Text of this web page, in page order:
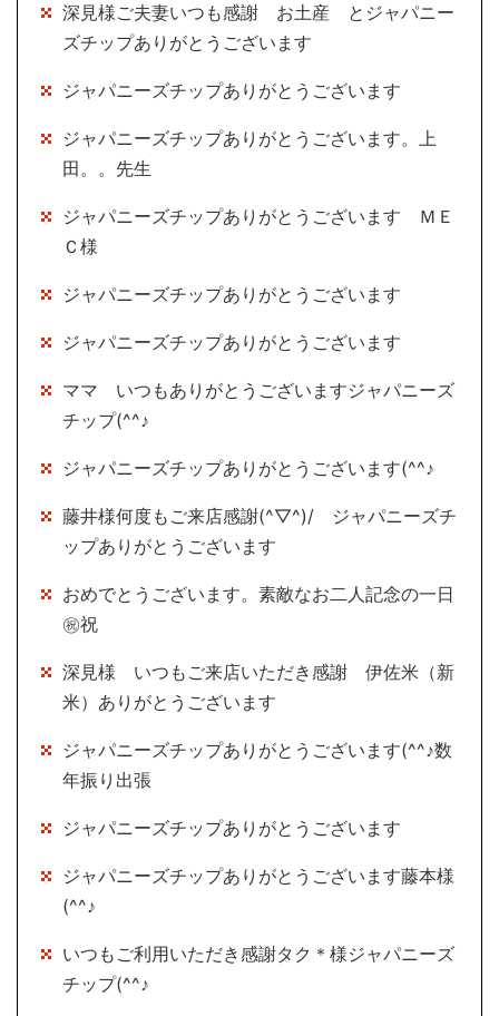
深見様ご夫妻いつも感謝 お土産 とジャパニー
ズチップありがとうございます
ジャパニーズチップありがとうございます
ジャパニーズチップありがとうございます。上
田。。先生
ジャパニーズチップありがとうございます ＭＥ
Ｃ様
ジャパニーズチップありがとうございます
ジャパニーズチップありがとうございます
ママ いつもありがとうございますジャパニーズ
チップ(^^♪
ジャパニーズチップありがとうございます(^^♪
藤井様何度もご来店感謝(^▽^)/ ジャパニーズチ
ップありがとうございます
おめでとうございます。素敵なお二人記念の一日
㊗祝
深見様 いつもご来店いただき感謝 伊佐米（新
米）ありがとうございます
ジャパニーズチップありがとうございます(^^♪数
年振り出張
ジャパニーズチップありがとうございます
ジャパニーズチップありがとうございます藤本様
(^^♪
いつもご利用いただき感謝タク＊様ジャパニーズ
チップ(^^♪